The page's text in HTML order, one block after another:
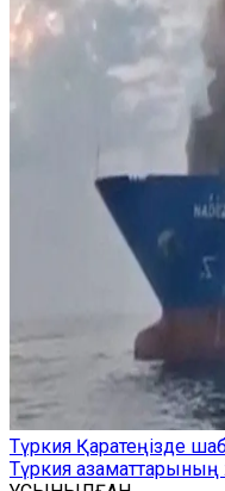
Түркия Қаратеңізде
Түркия